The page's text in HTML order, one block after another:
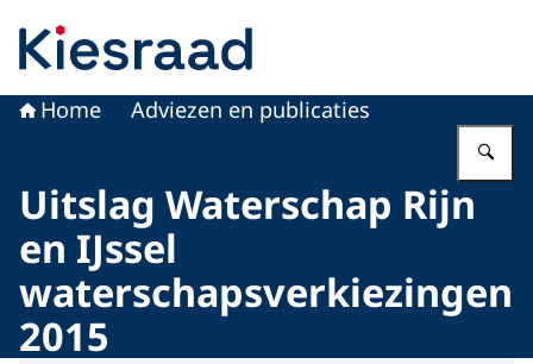
Home Adviezen en publicaties
Uitslag Waterschap Rijn
en IJssel
waterschapsverkiezingen
2015